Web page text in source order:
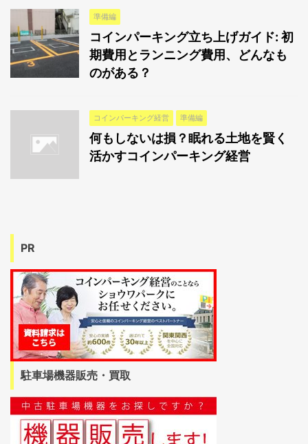
準備編
コインパーキング立ち上げガイド: 初
期費用とランニング費用、どんなも
のがある？
コインパーキング経営 準備編
何もしないは損？眠れる土地を賢く
活かすコインパーキング経営
PR
駐車場機器販売・買取